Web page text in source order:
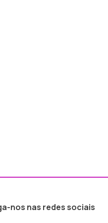
nos nas redes sociais